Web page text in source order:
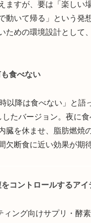
ますが、要は「楽しい
動いて帰る」という発
ための環境設計として
食べない
以降は食べない」と語
したバージョン。夜に
臓を休ませ、脂肪燃焼
欠断食に近い効果が期
コントロールするアイ
ィング向けサプリ・酵